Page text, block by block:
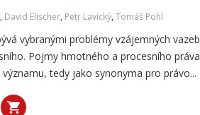
, David Elischer, Petr Lavický, Tomáš Pohl
vybranými problémy vzájemných vazeb
Pojmy hmotného a procesního práva
tedy jako synonyma pro právo...